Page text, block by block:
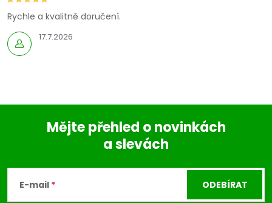
17.7.2026
Rychle a kvalitně doručení.
Mějte přehled o novinkách
a slevách
E-mail ODEBÍRAT